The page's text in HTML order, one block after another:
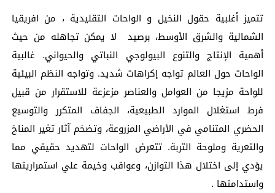
تتميز أغلبية حقول النخيل و الواحات التقليدية ، من افريقيا
الشمالية والشرق الأوسط، برصيد لا يمكن تجاهله من حيث
أهمية الإنتاج والتنوع البيولوجي النباتي والحيواني. غالبية
الواحات حول العالم تواجه إكراهات شديد. وتواجه النظم البيئية
للواحة مزيجا من العوامل والعناصر مزعزعة للاستقرار من قبيل
فرط استغلال الموارد الطبيعية، الجفاف المتكرر والتوسيع
الحضري المتنامي في الأراضي المزروعة، وتضخم آثار تغير المناخ
والتعرية وملوحة التربة. تتعرض الواحات لتهديد حقيقي مما
يؤدي إلى اختلال هذا التوازن، وعواقب وخيمة علي استمراريتها
واستدامتها .